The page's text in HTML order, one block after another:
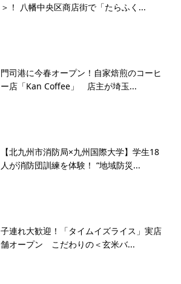
＞！ 八幡中央区商店街で「たらふく...
門司港に今春オープン！自家焙煎のコーヒ
ー店「Kan Coffee」 店主が埼玉...
【北九州市消防局×九州国際大学】学生18
人が消防団訓練を体験！ “地域防災...
子連れ大歓迎！「タイムイズライス」実店
舗オープン こだわりの＜玄米バ...